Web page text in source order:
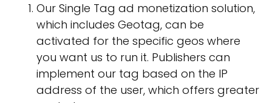
Our Single Tag ad monetization solution,
which includes Geotag, can be
activated for the specific geos where
you want us to run it. Publishers can
implement our tag based on the IP
address of the user, which offers greater